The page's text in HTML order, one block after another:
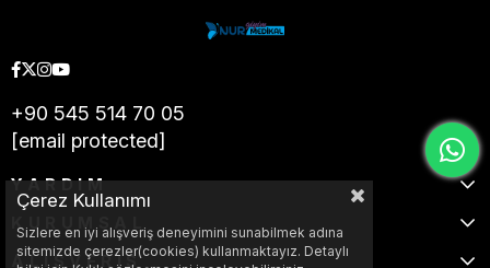
+90 545 514 70 05
[email protected]
YARDIM
ALIŞVERİŞ
Çerez Kullanımı
Sizlere en iyi alışveriş deneyimini sunabilmek adına
sitemizde çerezler(cookies) kullanmaktayız. Detaylı